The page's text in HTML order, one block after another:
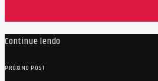
Continue lendo
PRÓXIMO POST